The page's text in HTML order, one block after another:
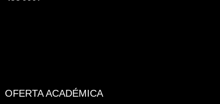
OFERTA ACADÉMICA